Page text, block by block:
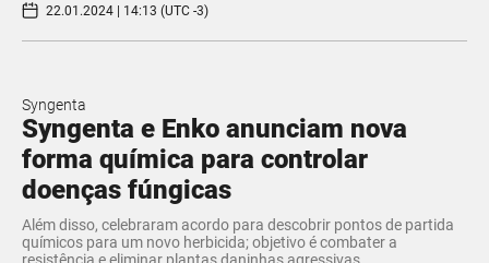
22.01.2024 | 14:13 (UTC -3)
Syngenta
Syngenta e Enko anunciam nova
forma química para controlar
doenças fúngicas
Além disso, celebraram acordo para descobrir pontos de partida
químicos para um novo herbicida; objetivo é combater a